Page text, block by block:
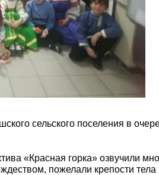
сельского поселения в
«Красная горка» озвучили
пожелали крепости тела